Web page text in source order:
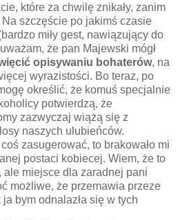
które za chwilę znikały, zanim
szczęście po jakimś czasie
miły gest, nawiązujący do
że pan Majewski mógł
opisywaniu bohaterów, na
wyrazistości. Bo teraz, po
określić, że komuś specjalnie
potwierdzą, że
zazwyczaj wiążą się z
naszych ulubieńców.
zasugerować, to brakowało mi
postaci kobiecej. Wiem, że to
ale miejsce dla zaradnej pani
możliwe, że przemawia przeze
bym odnalazła się w tych